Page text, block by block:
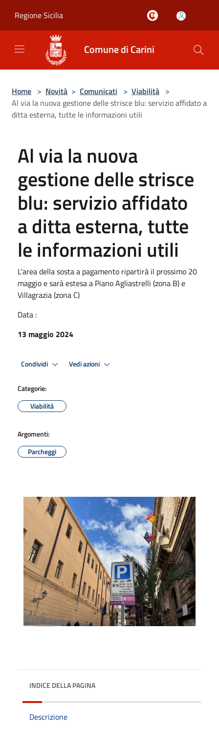
Regione Sicilia
Comune di Carini
Home > Novità > Comunicati > Viabilità >
Al via la nuova gestione delle strisce blu: servizio affidato a
ditta esterna, tutte le informazioni utili
Al via la nuova
gestione delle strisce
blu: servizio affidato
a ditta esterna, tutte
le informazioni utili
L'area della sosta a pagamento ripartirà il prossimo 20
maggio e sarà estesa a Piano Agliastrelli (zona B) e
Villagrazia (zona C)
Data :
13 maggio 2024
Condividi Vedi azioni
Categorie:
Viabilità
Argomenti:
Parcheggi
INDICE DELLA PAGINA
Descrizione